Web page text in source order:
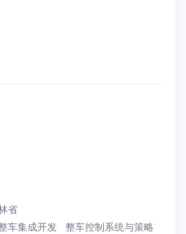
省
车集成开发 整车控制系统与策略